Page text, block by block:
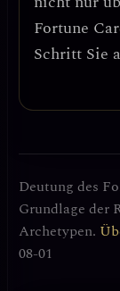
Fortune
Schritt Sie
Deutung des
Grundlage der
Archetypen.
08-01